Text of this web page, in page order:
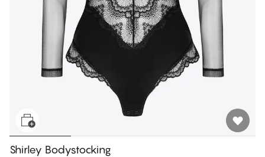
Shirley Bodystocking